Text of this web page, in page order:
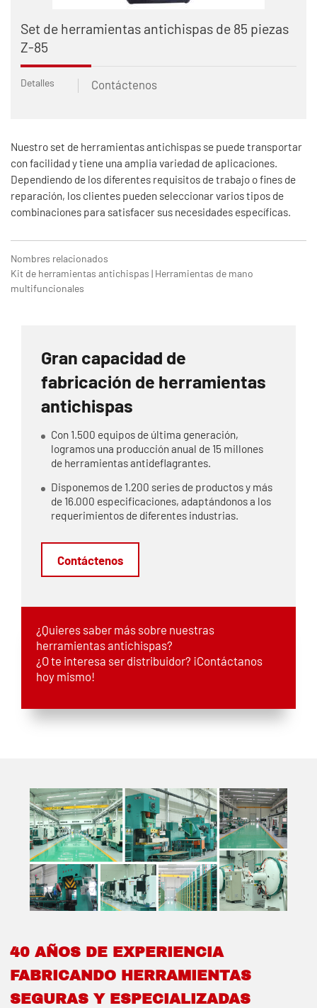
Set de herramientas antichispas de 85 piezas
Z-85
Detalles Contáctenos
Nuestro set de herramientas antichispas se puede transportar
con facilidad y tiene una amplia variedad de aplicaciones.
Dependiendo de los diferentes requisitos de trabajo o fines de
reparación, los clientes pueden seleccionar varios tipos de
combinaciones para satisfacer sus necesidades específicas.
Nombres relacionados
Kit de herramientas antichispas | Herramientas de mano
multifuncionales
Gran capacidad de
fabricación de herramientas
antichispas
Con 1.500 equipos de última generación,
logramos una producción anual de 15 millones
de herramientas antideflagrantes.
Disponemos de 1.200 series de productos y más
de 16.000 especificaciones, adaptándonos a los
requerimientos de diferentes industrias.
Contáctenos
¿Quieres saber más sobre nuestras
herramientas antichispas?
¿O te interesa ser distribuidor? ¡Contáctanos
hoy mismo!
40 AÑOS DE EXPERIENCIA
FABRICANDO HERRAMIENTAS
SEGURAS Y ESPECIALIZADAS